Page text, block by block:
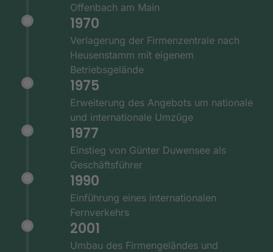
Offenbach am Main
1970
Verlagerung der Firmenzentrale nach
Heusenstamm mit eigenem
Betriebsgelände
1975
Erweiterung des Angebots um nationale
und internationale Umzüge
1977
Einstieg von Günter Duwensee als
Geschäftsführer
1990
Einführung eines internationalen
Fernverkehrs
2001
Umbau des Firmengeländes und